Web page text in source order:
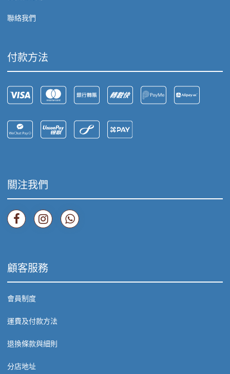
聯絡我們
付款方法
關注我們
顧客服務
會員制度
運費及付款方法
退換條款與細則
分店地址